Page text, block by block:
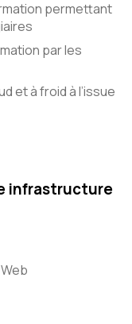
permettant
par les
et à froid à l’issue
infrastructure